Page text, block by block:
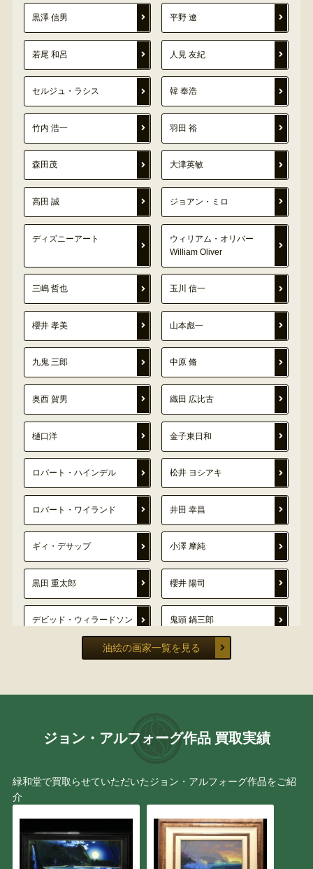
黒澤 信男 平野 遼
若尾 和呂 人見 友紀
セルジュ・ラシス 韓 奉浩
竹内 浩一 羽田 裕
森田茂 大津英敏
高田 誠 ジョアン・ミロ
ディズニーアート
ウィリアム・オリバー
William Oliver
三嶋 哲也 玉川 信一
櫻井 孝美 山本彪一
九鬼 三郎 中原 脩
奥西 賀男 織田 広比古
樋口洋 金子東日和
ロバート・ハインデル 松井 ヨシアキ
ロバート・ワイランド 井田 幸昌
ギィ・デサップ 小澤 摩純
黒田 重太郎 櫻井 陽司
デビッド・ウィラードソン 鬼頭 鍋三郎
フランシスコ・マッセリア
田中 拓馬 吉田 善彦
林 武 西村 功
パブロ・ピカソ 遠藤 彰子
立川広己 堀江史郎
油絵の画家一覧を見る
ジョン・アルフォーグ作品 買取実績
緑和堂で買取らせていただいたジョン・アルフォーグ作品をご紹
介